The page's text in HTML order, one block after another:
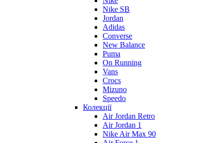
Nike SB
Jordan
Adidas
Converse
New Balance
Puma
On Running
Vans
Crocs
Mizuno
Speedo
Колекції
Air Jordan Retro
Air Jordan 1
Nike Air Max 90